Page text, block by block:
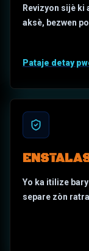
Revizyon sijè
aksè, bezwen
Pataje detay
Yo ka itilize
separe zòn